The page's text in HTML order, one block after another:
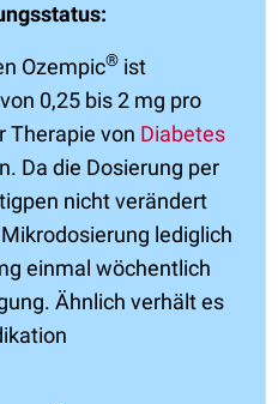
Ozempic® ist
0,25 bis 2 mg pro
Therapie von Diabetes
Da die Dosierung per
nicht verändert
lediglich
einmal wöchentlich
Ähnlich verhält es